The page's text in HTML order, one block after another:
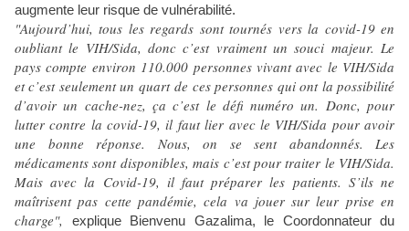
augmente leur risque de vulnérabilité.
"Aujourd’hui, tous les regards sont tournés vers la covid-19 en
oubliant le VIH/Sida, donc c’est vraiment un souci majeur. Le
pays compte environ 110.000 personnes vivant avec le VIH/Sida
et c’est seulement un quart de ces personnes qui ont la possibilité
d’avoir un cache-nez, ça c’est le défi numéro un. Donc, pour
lutter contre la covid-19, il faut lier avec le VIH/Sida pour avoir
une bonne réponse. Nous, on se sent abandonnés. Les
médicaments sont disponibles, mais c’est pour traiter le VIH/Sida.
Mais avec la Covid-19, il faut préparer les patients. S’ils ne
maîtrisent pas cette pandémie, cela va jouer sur leur prise en
charge",
explique Bienvenu Gazalima, le Coordonnateur du